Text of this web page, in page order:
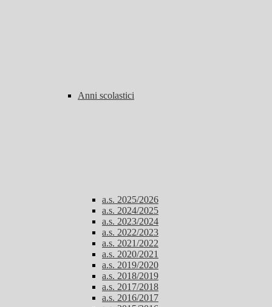
Anni scolastici
a.s. 2025/2026
a.s. 2024/2025
a.s. 2023/2024
a.s. 2022/2023
a.s. 2021/2022
a.s. 2020/2021
a.s. 2019/2020
a.s. 2018/2019
a.s. 2017/2018
a.s. 2016/2017